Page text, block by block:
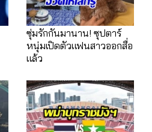
ซุ่มรักกันมานาน! ซุปตาร์
หนุ่มเปิดตัวแฟนสาวออกสื่อ
แล้ว